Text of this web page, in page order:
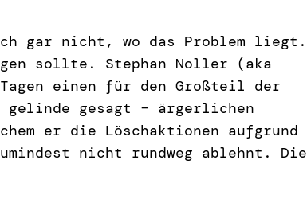
gar nicht, wo das Problem liegt.
sollte. Stephan Noller (aka
einen für den Großteil der
gelinde gesagt – ärgerlichen
er die Löschaktionen aufgrund
nicht rundweg ablehnt. Die